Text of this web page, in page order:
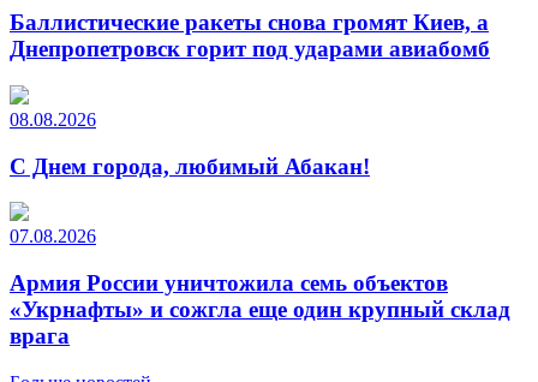
Баллистические ракеты снова громят Киев, а
Днепропетровск горит под ударами авиабомб
08.08.2026
С Днем города, любимый Абакан!
07.08.2026
Армия России уничтожила семь объектов
«Укрнафты» и сожгла еще один крупный склад
врага